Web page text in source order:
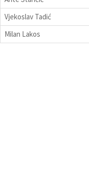
Vjekoslav Tadić
Milan Lakos